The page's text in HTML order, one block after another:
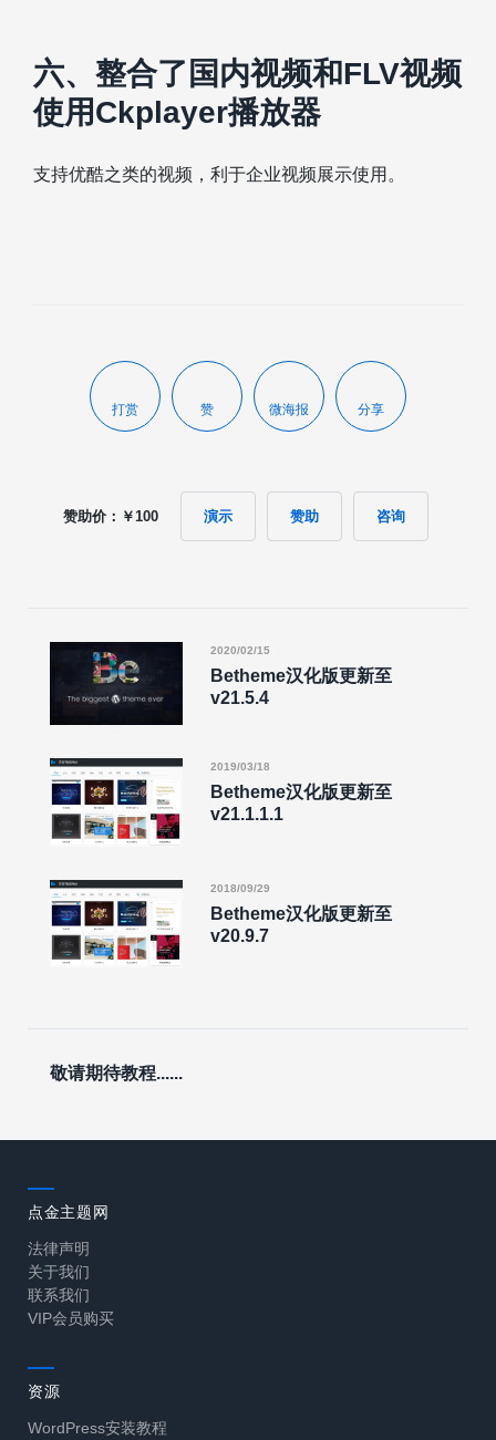
六、整合了国内视频和FLV视频
使用Ckplayer播放器
支持优酷之类的视频，利于企业视频展示使用。
打赏 赞 微海报 分享
赞助价：￥100 演示 赞助 咨询
2020/02/15
Betheme汉化版更新至
v21.5.4
2019/03/18
Betheme汉化版更新至
v21.1.1.1
2018/09/29
Betheme汉化版更新至
v20.9.7
敬请期待教程......
点金主题网
法律声明
关于我们
联系我们
VIP会员购买
资源
WordPress安装教程